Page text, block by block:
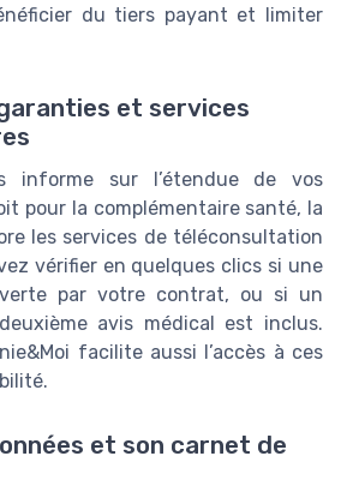
du tiers payant et limiter
et services
informe sur l’étendue de vos
pour la complémentaire santé, la
les services de téléconsultation
vérifier en quelques clics si une
par votre contrat, ou si un
avis médical est inclus.
facilite aussi l’accès à ces
et son carnet de